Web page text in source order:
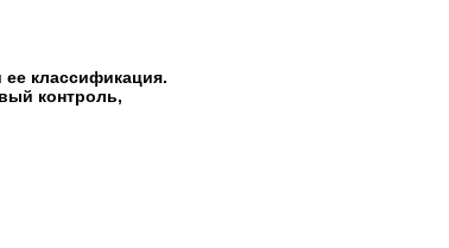
классификация.
контроль,